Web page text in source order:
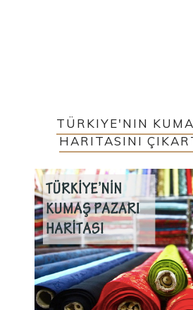
TÜRKIYE'NIN
HARITASINI